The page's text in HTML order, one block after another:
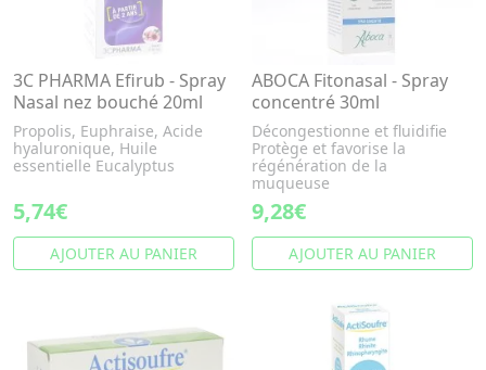
3C PHARMA Efirub - Spray
Nasal nez bouché 20ml
Propolis, Euphraise, Acide
hyaluronique, Huile
essentielle Eucalyptus
5,74€
AJOUTER AU PANIER
ABOCA Fitonasal - Spray
concentré 30ml
Décongestionne et fluidifie
Protège et favorise la
régénération de la
muqueuse
9,28€
AJOUTER AU PANIER